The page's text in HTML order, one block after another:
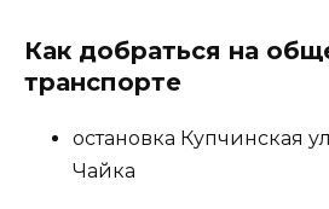
Как добраться на
транспорте
остановка Купчинская
Чайка